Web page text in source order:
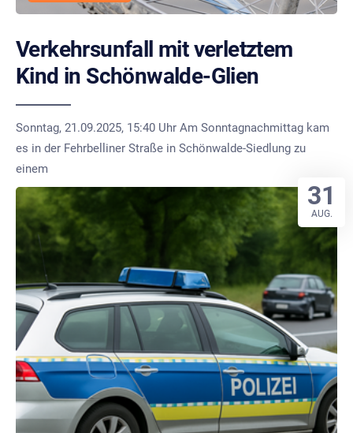
Verkehrsunfall mit verletztem
Kind in Schönwalde-Glien
Sonntag, 21.09.2025, 15:40 Uhr Am Sonntagnachmittag kam
es in der Fehrbelliner Straße in Schönwalde-Siedlung zu
einem
31
AUG.